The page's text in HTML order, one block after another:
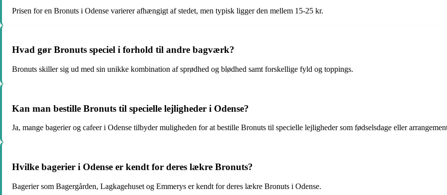
Prisen for en Bronuts i Odense varierer afhængigt af stedet, men typisk ligger den mellem 15-25 kr.
Hvad gør Bronuts speciel i forhold til andre bagværk?
Bronuts skiller sig ud med sin unikke kombination af sprødhed og blødhed samt forskellige fyld og toppings.
Kan man bestille Bronuts til specielle lejligheder i Odense?
Ja, mange bagerier og cafeer i Odense tilbyder muligheden for at bestille Bronuts til specielle lejligheder som fødselsdage eller
Hvilke bagerier i Odense er kendt for deres lækre Bronuts?
Bagerier som Bagergården, Lagkagehuset og Emmerys er kendt for deres lækre Bronuts i Odense.